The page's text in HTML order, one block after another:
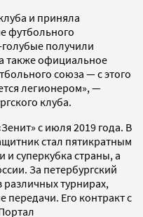
и приняла
футбольного
получили
также официальное
союза — с этого
легионером», —
клуба.
с июля 2019 года. В
стал пятикратным
суперкубка страны, а
За петербургский
различных турнирах,
передачи. Его контракт с